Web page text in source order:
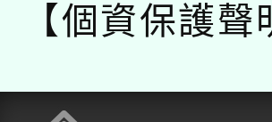
【個資保護聲